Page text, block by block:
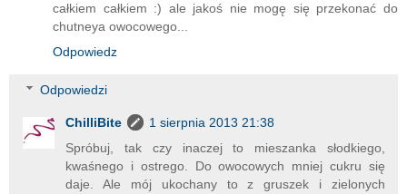
całkiem całkiem :) ale jakoś nie mogę się przekonać do
chutneya owocowego...
Odpowiedz
Odpowiedzi
ChilliBite
1 sierpnia 2013 21:38
Spróbuj, tak czy inaczej to mieszanka słodkiego,
kwaśnego i ostrego. Do owocowych mniej cukru się
daje. Ale mój ukochany to z gruszek i zielonych